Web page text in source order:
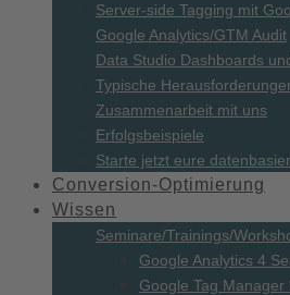
Server-side Tagging mit
Google Analytics/GTM Audit
Data Studio Dashboards
Typische
Zusammenarbeit mit uns
Erfolgsbeispiele
Starte jetzt eure
Conversion-Optimierung
Wissen
Seminare/Trainings/
Google Analytics 4
Google Tag Manager